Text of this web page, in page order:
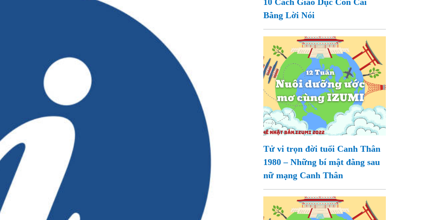
10 Cách Giáo Dục Con Cái
Bằng Lời Nói
Tử vi trọn đời tuổi Canh Thân
1980 – Những bí mật đằng sau
nữ mạng Canh Thân